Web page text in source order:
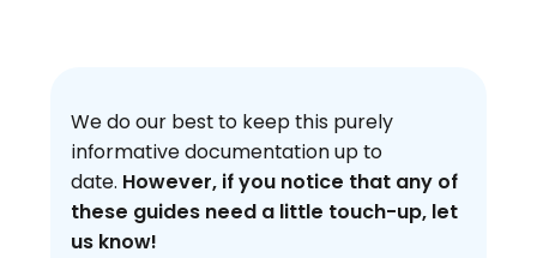
We do our best to keep this purely
informative documentation up to
date. However, if you notice that any of
these guides need a little touch-up, let
us know!